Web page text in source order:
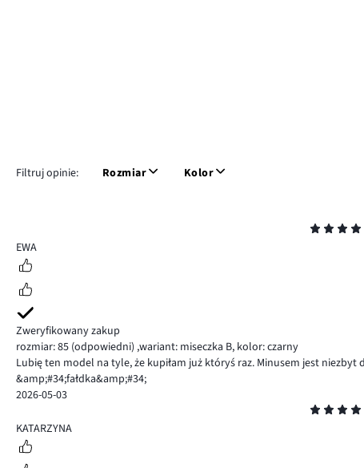
Filtruj opinie: Rozmiar Kolor
5
EWA
Zweryfikowany zakup
rozmiar: 85 (odpowiedni) ,wariant: miseczka B, kolor: czarny
Lubię ten model na tyle, że kupiłam już któryś raz. Minusem jest
&amp;#34;fałdka&amp;#34;
2026-05-03
5
KATARZYNA